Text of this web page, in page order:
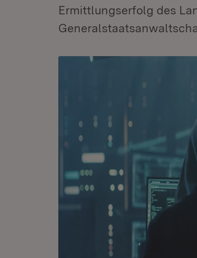
Ermittlungserfolg des